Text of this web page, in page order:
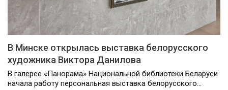
В Минске открылась выставка белорусского
художника Виктора Данилова
В галерее «Панорама» Национальной библиотеки Беларуси
начала работу персональная выставка белорусского…